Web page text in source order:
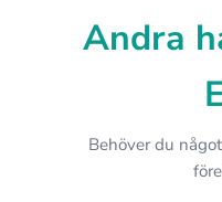
Andra
Behöver du